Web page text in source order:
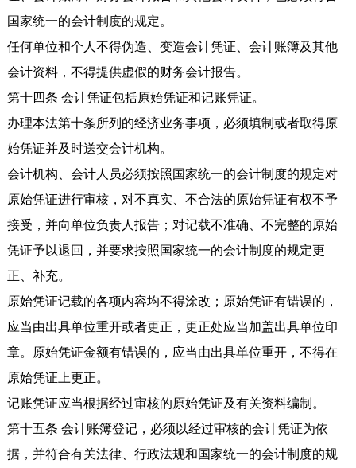
国家统一的会计制度的规定。
任何单位和个人不得伪造、变造会计凭证、会计账簿及其他
会计资料，不得提供虚假的财务会计报告。
第十四条 会计凭证包括原始凭证和记账凭证。
办理本法第十条所列的经济业务事项，必须填制或者取得原
始凭证并及时送交会计机构。
会计机构、会计人员必须按照国家统一的会计制度的规定对
原始凭证进行审核，对不真实、不合法的原始凭证有权不予
接受，并向单位负责人报告；对记载不准确、不完整的原始
凭证予以退回，并要求按照国家统一的会计制度的规定更
正、补充。
原始凭证记载的各项内容均不得涂改；原始凭证有错误的，
应当由出具单位重开或者更正，更正处应当加盖出具单位印
章。原始凭证金额有错误的，应当由出具单位重开，不得在
原始凭证上更正。
记账凭证应当根据经过审核的原始凭证及有关资料编制。
第十五条 会计账簿登记，必须以经过审核的会计凭证为依
据，并符合有关法律、行政法规和国家统一的会计制度的规